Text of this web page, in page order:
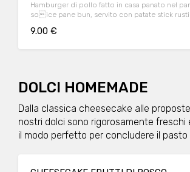
Hamburger di pollo fatto in casa panato nel
soice pane bun, servito con patate stick
9.00 €
DOLCI HOMEMADE
Dalla classica cheesecake alle
nostri dolci sono rigorosamente freschi
il modo perfetto per concludere il pasto